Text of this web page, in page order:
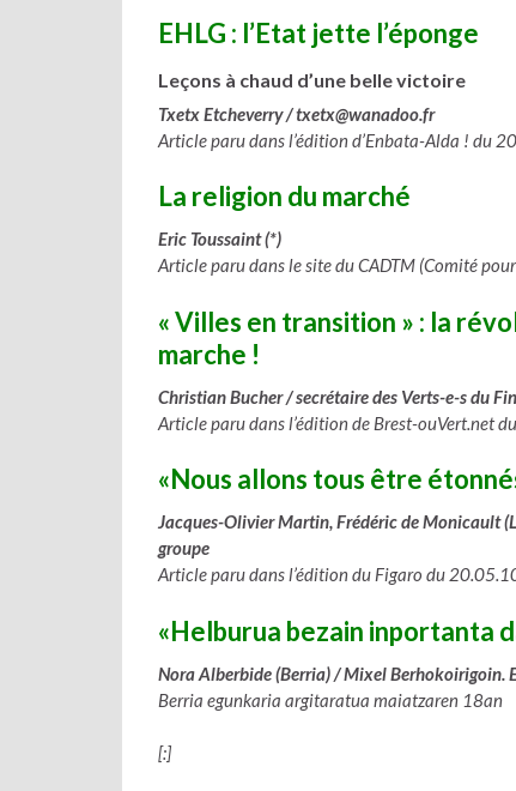
EHLG : l’Etat jette l’éponge
Leçons à chaud d’une belle victoire
Txetx Etcheverry / txetx@wanadoo.fr
Article paru dans l’édition d’Enbata-Alda ! du
La religion du marché
Eric Toussaint (*)
Article paru dans le site du CADTM (Comité
« Villes en transition » : la
marche !
Christian Bucher / secrétaire des Verts-e-s du
Article paru dans l’édition de Brest-ouVert.net
«Nous allons tous être
Jacques-Olivier Martin, Frédéric de Monicault
groupe
Article paru dans l’édition du Figaro du
«Helburua bezain inportanta
Nora Alberbide (Berria) / Mixel Berhokoirigoin.
Berria egunkaria argitaratua maiatzaren 18an
[:]